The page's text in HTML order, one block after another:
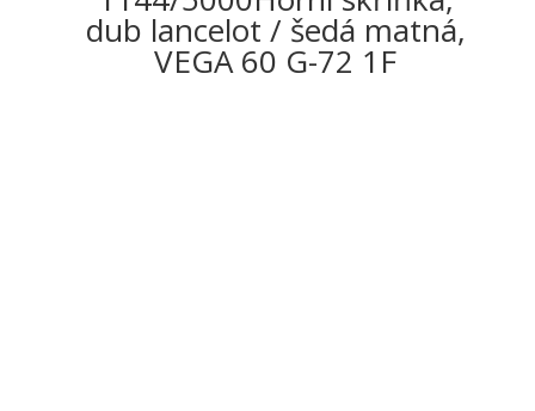
dub lancelot / šedá matná,
VEGA 60 G-72 1F